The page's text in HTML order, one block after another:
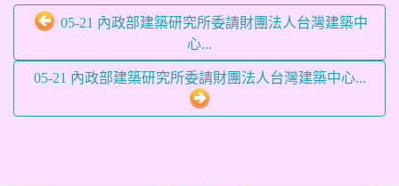
05-21 內政部建築研究所委請財團法人台灣建築中
心...
05-21 內政部建築研究所委請財團法人台灣建築中心...